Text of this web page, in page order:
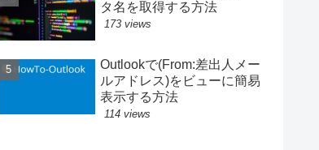
タ名を取得する方法
173 views
Outlookで(From:差出人メー
ルアドレス)をビューに簡易
表示する方法
114 views